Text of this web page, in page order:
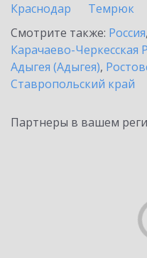
Краснодар
Темрюк
Смотрите также: Россия,
Карачаево-Черкесская
Адыгея (Адыгея),
Ставропольский край
Партнеры в вашем